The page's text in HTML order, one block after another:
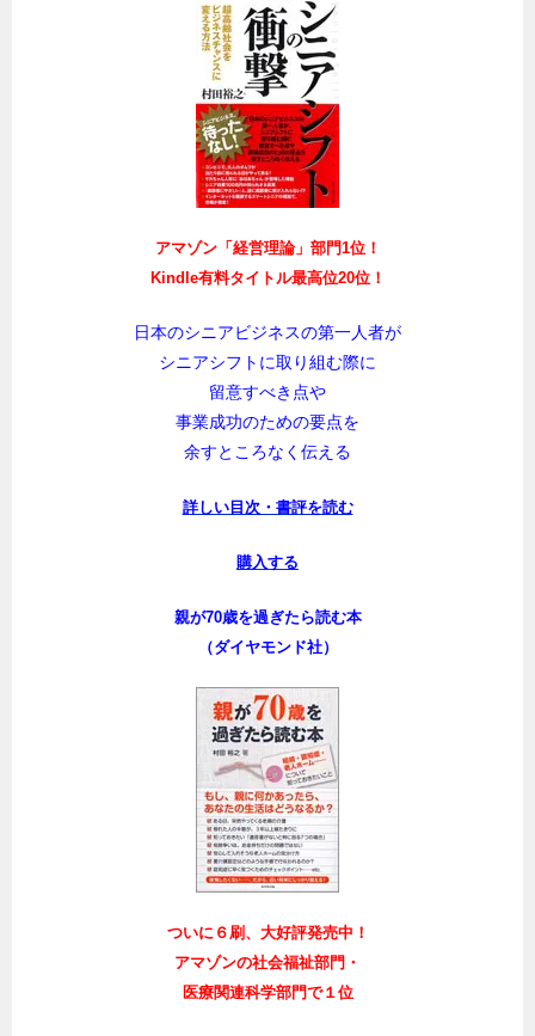
アマゾン「経営理論」部門1位！
Kindle有料タイトル最高位20位！
日本のシニアビジネスの第一人者が
シニアシフトに取り組む際に
留意すべき点や
事業成功のための要点を
余すところなく伝える
詳しい目次・書評を読む
購入する
親が70歳を過ぎたら読む本
（ダイヤモンド社）
ついに６刷、大好評発売中！
アマゾンの社会福祉部門・
医療関連科学部門で１位